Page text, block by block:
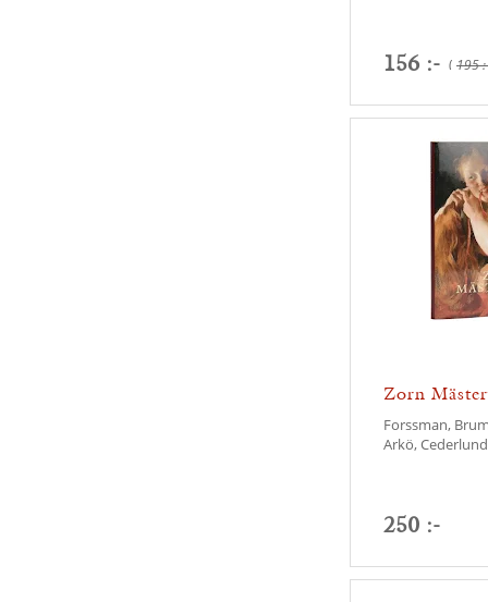
( 195
156 :-
Zorn
Forssman,
Arkö,
250 :-